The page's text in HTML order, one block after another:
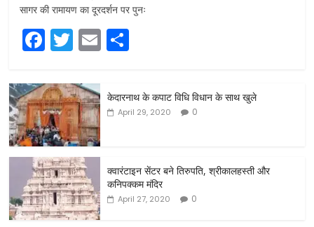
सागर की रामायण का दूरदर्शन पर पुनः
F
a
c
e
b
o
o
k
T
w
itt
er
E
m
ai ar
e
केदारनाथ के कपाट विधि विधान के साथ खुले
April 29, 2020 0
क्वारंटाइन सेंटर बने तिरुपति, श्रीकालहस्ती और
कनिपक्कम मंदिर
April 27, 2020 0